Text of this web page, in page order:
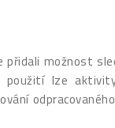
přidali možnost
použití lze